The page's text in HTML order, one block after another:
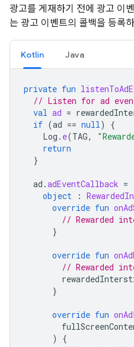
광고를 게재하기 전에 광고 이
는 광고 이벤트의 콜백을 등록
Kotlin Java
private fun
// Listen for ad
val ad =
if (ad == null)
{
Log . e(TAG,
return
}
ad .adEventCallback =
object
:
override fun
// Rewarded
}
override fun
// Rewarded
}
override fun
)
{